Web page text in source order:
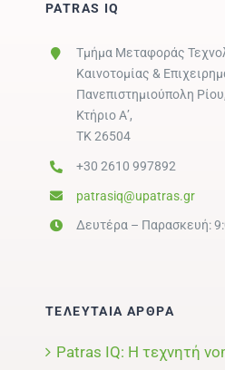
PATRAS IQ
Τμήμα Μεταφοράς
Καινοτομίας &
Πανεπιστημιούπολη Ρίου,
Κτήριο Α’,
ΤΚ 26504
+30 2610 997892
patrasiq@upatras.gr
Δευτέρα – Παρασκευή:
ΤΕΛΕΥΤΑΙΑ ΑΡΘΡΑ
Patras IQ: Η τεχνητή